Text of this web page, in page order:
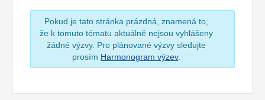
Pokud je tato stránka prázdná, znamená to,
že k tomuto tématu aktuálně nejsou vyhlášeny
žádné výzvy. Pro plánované výzvy sledujte
prosím Harmonogram výzev.